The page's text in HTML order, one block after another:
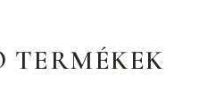
TERMÉKEK